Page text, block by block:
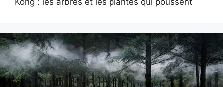
Kong : les arbres et les plantes qui poussent